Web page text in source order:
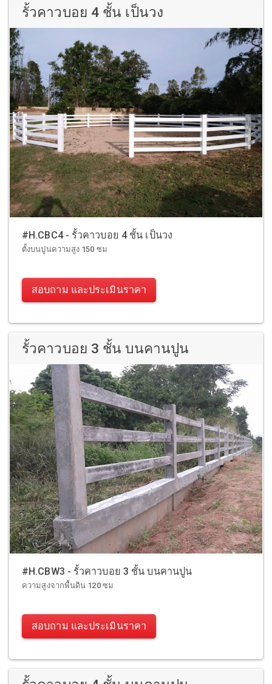
รั้วคาวบอย 4 ชั้น เป็นวง
#H.CBC4 - รั้วคาวบอย 4 ชั้น เป็นวง
ตั้งบนปูนความสูง 150 ซม
สอบถาม และประเมินราคา
รั้วคาวบอย 3 ชั้น บนคานปูน
#H.CBW3 - รั้วคาวบอย 3 ชั้น บนคานปูน
ความสูงจากพื้นดิน 120 ซม
สอบถาม และประเมินราคา